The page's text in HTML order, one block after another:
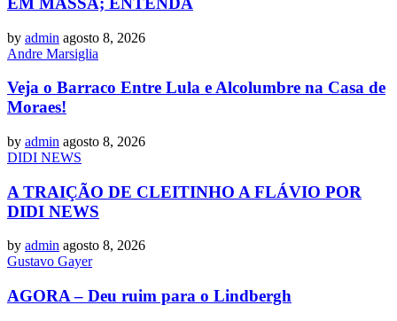
by admin agosto 8, 2026
Andre Marsiglia
Veja o Barraco Entre Lula e Alcolumbre na Casa de
Moraes!
by admin agosto 8, 2026
DIDI NEWS
A TRAIÇÃO DE CLEITINHO A FLÁVIO POR
DIDI NEWS
by admin agosto 8, 2026
Gustavo Gayer
AGORA – Deu ruim para o Lindbergh